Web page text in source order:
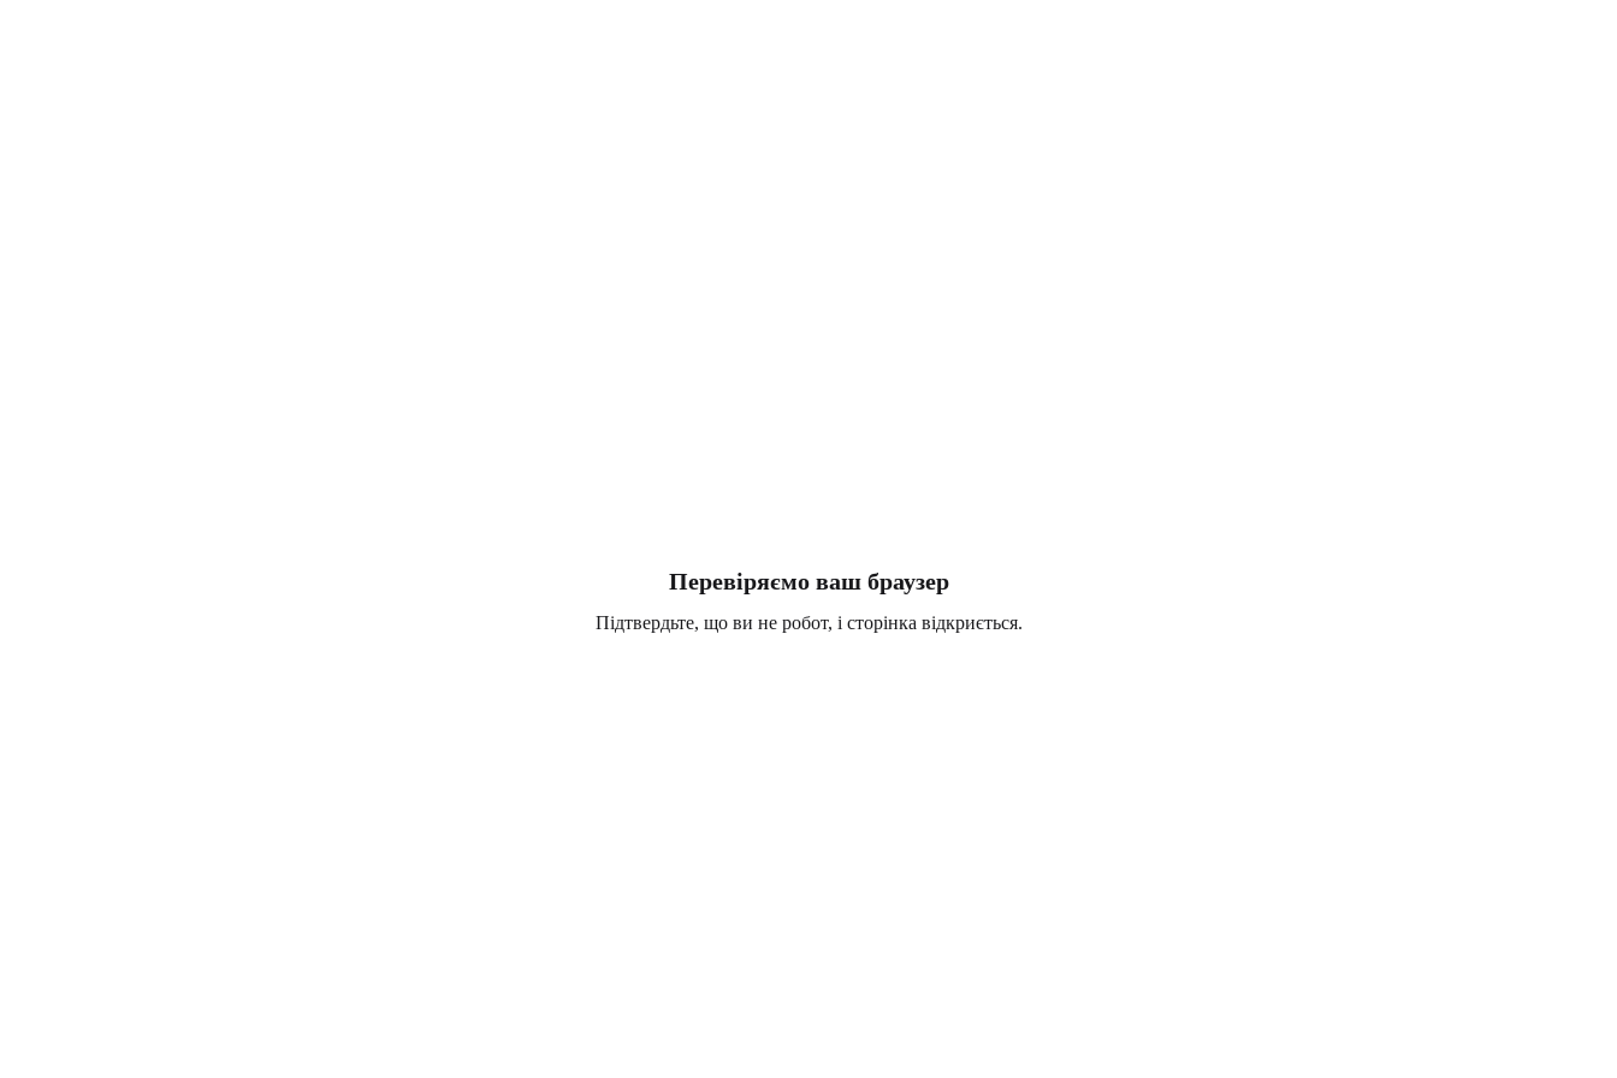
Перевіряємо ваш браузер
Підтвердьте, що ви не робот, і сторінка відкриється.